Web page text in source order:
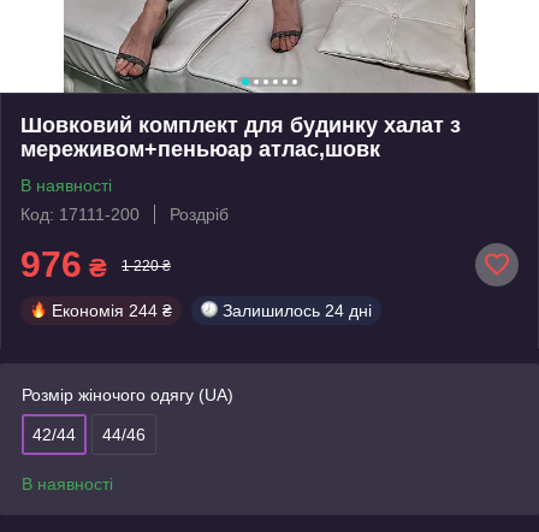
Шовковий комплект для будинку халат з
мереживом+пеньюар атлас,шовк
В наявності
Код: 17111-200
Роздріб
976 ₴ 1 220 ₴
Економія 244 ₴ Залишилось 24 дні
Розмір жіночого одягу (UA)
42/44 44/46
В наявності